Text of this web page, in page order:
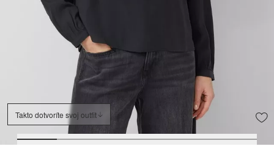
Takto dotvoríte svoj outfit